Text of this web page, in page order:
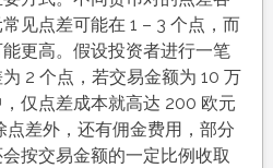
见点差可能在 1 – 3 个点，而
更高。假设投资者进行一笔
2 个点，若交易金额为 10 万
仅点差成本就高达 200 欧元
点差外，还有佣金费用，部分
按交易金额的一定比例收取